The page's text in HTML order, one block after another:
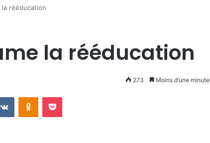
rééducation
la rééducation
273 Moins d’une minute
VKontakteOdnoklassniki
Pocket